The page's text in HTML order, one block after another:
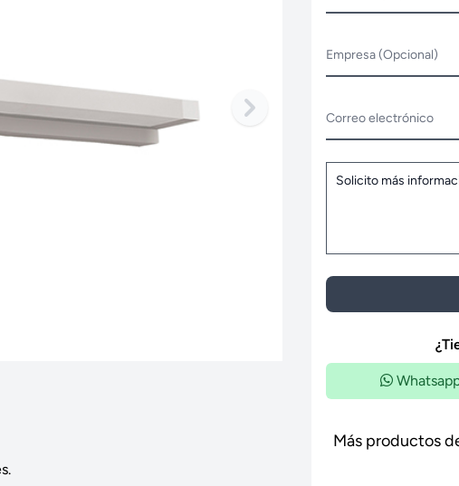
Empresa (Opcional)
Correo electrónico
Más productos